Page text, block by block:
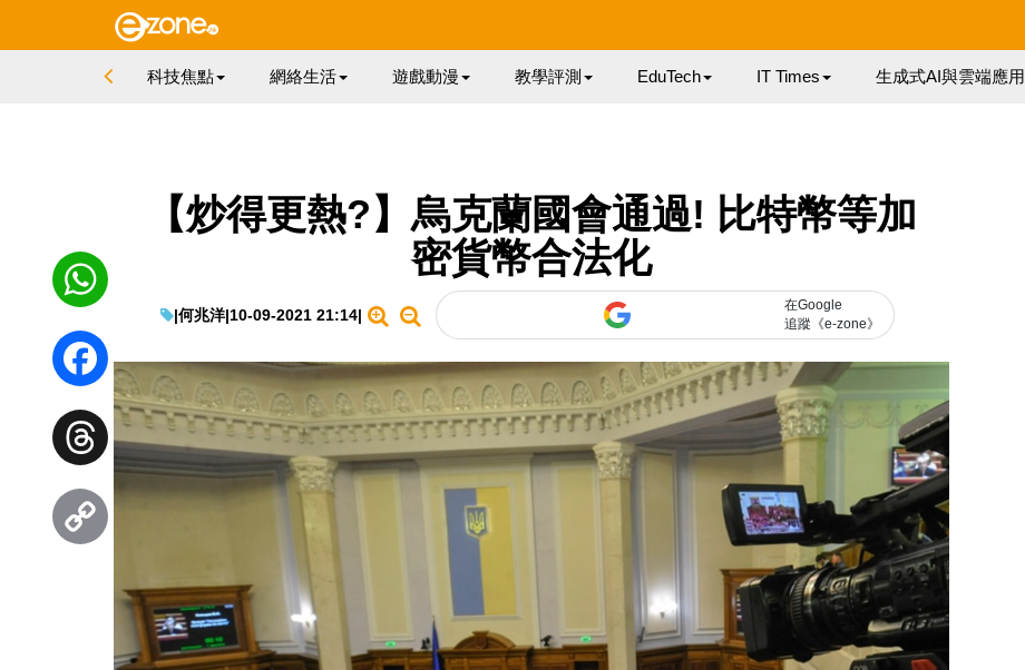
科技焦點 網絡生活 遊戲動漫 教學評測 EduTech IT Times 生成式AI與雲端應用
【炒得更熱?】烏克蘭國會通過! 比特幣等加
密貨幣合法化
|何兆洋|10-09-2021 21:14|
在Google
追蹤《e-zone》
WhatsApp
Facebook
Threads